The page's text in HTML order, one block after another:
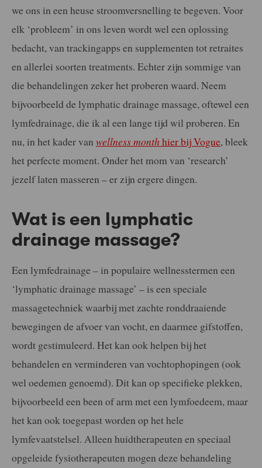
we ons in een heuse stroomversnelling te begeven. Voor
elk ‘probleem’ in ons leven wordt wel een oplossing
bedacht, van trackingapps en supplementen tot retraites
en allerlei soorten treatments. Echter zijn sommige van
die behandelingen zeker het proberen waard. Neem
bijvoorbeeld de lymphatic drainage massage, oftewel een
lymfedrainage, die ik al een lange tijd wil proberen. En
nu, in het kader van wellness month hier bij Vogue, bleek
het perfecte moment. Onder het mom van ‘research’
jezelf laten masseren – er zijn ergere dingen.
Wat is een lymphatic
drainage massage?
Een lymfedrainage – in populaire wellnesstermen een
‘lymphatic drainage massage’ – is een speciale
massagetechniek waarbij met zachte ronddraaiende
bewegingen de afvoer van vocht, en daarmee gifstoffen,
wordt gestimuleerd. Het kan ook helpen bij het
behandelen en verminderen van vochtophopingen (ook
wel oedemen genoemd). Dit kan op specifieke plekken,
bijvoorbeeld een been of arm met een lymfoedeem, maar
het kan ook toegepast worden op het hele
lymfevaatstelsel. Alleen huidtherapeuten en speciaal
opgeleide fysiotherapeuten mogen deze behandeling